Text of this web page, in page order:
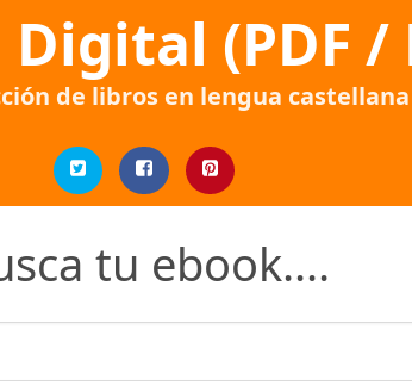
(PDF /
de libros en lengua castellana
tu ebook....